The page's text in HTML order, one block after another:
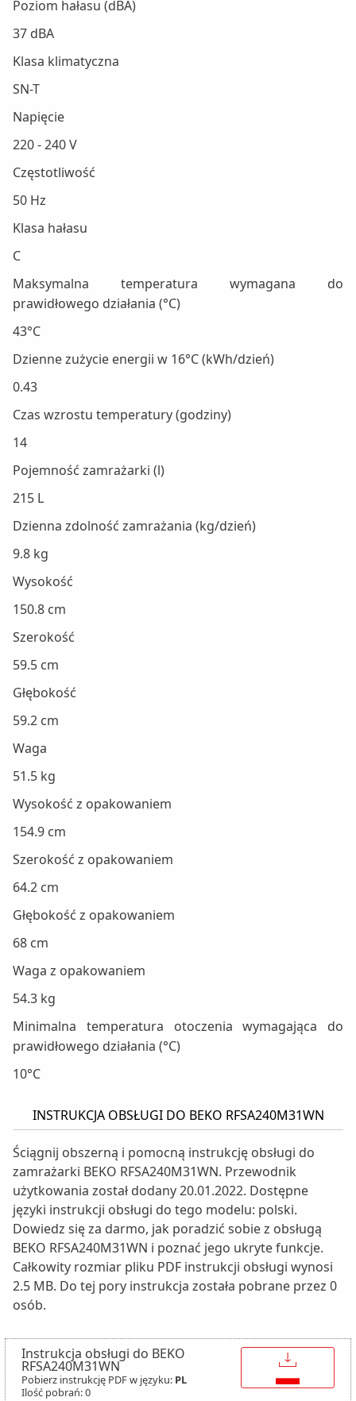
Poziom hałasu (dBA)
37 dBA
Klasa klimatyczna
SN-T
Napięcie
220 - 240 V
Częstotliwość
50 Hz
Klasa hałasu
C
Maksymalna temperatura wymagana do
prawidłowego działania (°C)
43°C
Dzienne zużycie energii w 16°C (kWh/dzień)
0.43
Czas wzrostu temperatury (godziny)
14
Pojemność zamrażarki (l)
215 L
Dzienna zdolność zamrażania (kg/dzień)
9.8 kg
Wysokość
150.8 cm
Szerokość
59.5 cm
Głębokość
59.2 cm
Waga
51.5 kg
Wysokość z opakowaniem
154.9 cm
Szerokość z opakowaniem
64.2 cm
Głębokość z opakowaniem
68 cm
Waga z opakowaniem
54.3 kg
Minimalna temperatura otoczenia wymagająca do
prawidłowego działania (°C)
10°C
INSTRUKCJA OBSŁUGI DO BEKO RFSA240M31WN
Ściągnij obszerną i pomocną instrukcję obsługi do
zamrażarki BEKO RFSA240M31WN. Przewodnik
użytkowania został dodany 20.01.2022. Dostępne
języki instrukcji obsługi do tego modelu: polski.
Dowiedz się za darmo, jak poradzić sobie z obsługą
BEKO RFSA240M31WN i poznać jego ukryte funkcje.
Całkowity rozmiar pliku PDF instrukcji obsługi wynosi
2.5 MB. Do tej pory instrukcja została pobrane przez 0
osób.
Instrukcja obsługi do BEKO
RFSA240M31WN
Pobierz instrukcję PDF w języku: PL
Ilość pobrań: 0
↓